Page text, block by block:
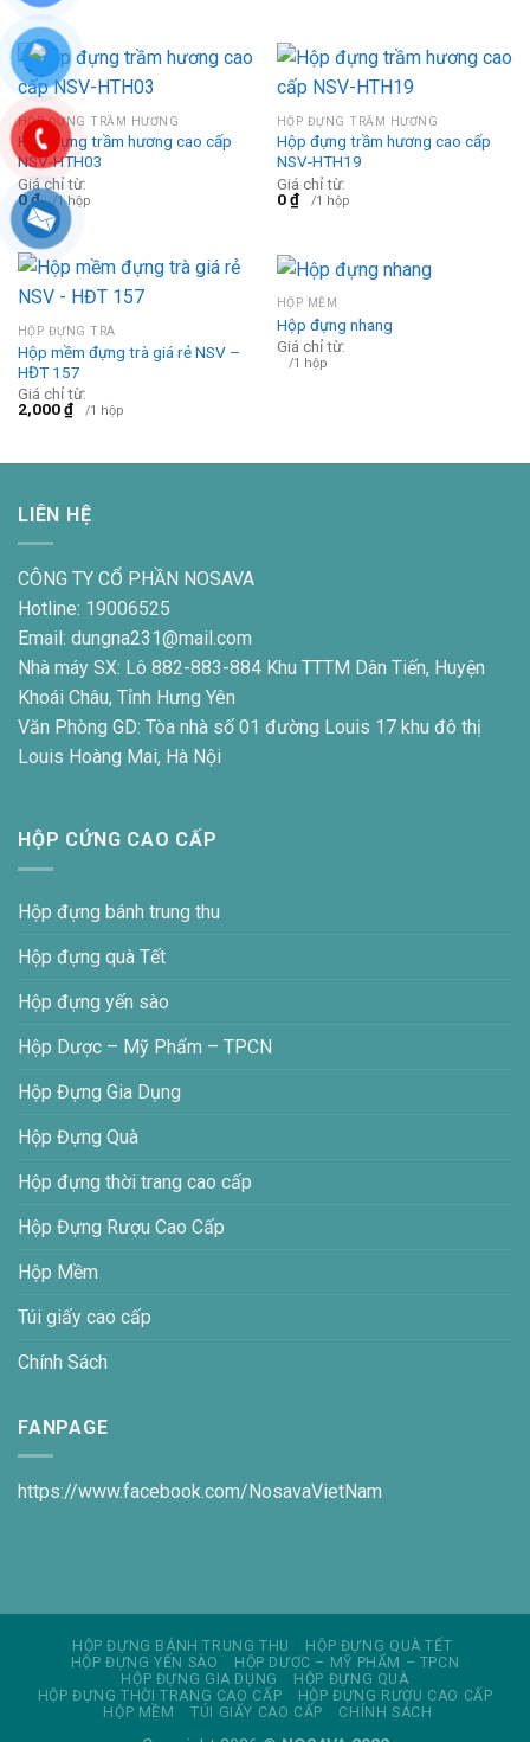
HỘP ĐỰNG TRẦM HƯƠNG
Hộp đựng trầm hương cao cấp
NSV-HTH03
Giá chỉ từ:
0₫ /1 hộp
HỘP ĐỰNG TRẦM HƯƠNG
Hộp đựng trầm hương cao cấp
NSV-HTH19
Giá chỉ từ:
0₫ /1 hộp
HỘP ĐỰNG TRÀ
Hộp mềm đựng trà giá rẻ NSV –
HĐT 157
Giá chỉ từ:
2,000₫ /1 hộp
HỘP MỀM
Hộp đựng nhang
Giá chỉ từ:
/1 hộp
LIÊN HỆ
CÔNG TY CỔ PHẦN NOSAVA
Hotline: 19006525
Email: dungna231@mail.com
Nhà máy SX: Lô 882-883-884 Khu TTTM Dân Tiến, Huyện
Khoái Châu, Tỉnh Hưng Yên
Văn Phòng GD: Tòa nhà số 01 đường Louis 17 khu đô thị
Louis Hoàng Mai, Hà Nội
HỘP CỨNG CAO CẤP
Hộp đựng bánh trung thu
Hộp đựng quà Tết
Hộp đựng yến sào
Hộp Dược – Mỹ Phẩm – TPCN
Hộp Đựng Gia Dụng
Hộp Đựng Quà
Hộp đựng thời trang cao cấp
Hộp Đựng Rượu Cao Cấp
Hộp Mềm
Túi giấy cao cấp
Chính Sách
FANPAGE
https://www.facebook.com/NosavaVietNam
HỘP ĐỰNG BÁNH TRUNG THU
HỘP ĐỰNG QUÀ TẾT
HỘP ĐỰNG YẾN SÀO
HỘP DƯỢC – MỸ PHẨM – TPCN
HỘP ĐỰNG GIA DỤNG
HỘP ĐỰNG QUÀ
HỘP ĐỰNG THỜI TRANG CAO CẤP
HỘP ĐỰNG RƯỢU CAO CẤP
HỘP MỀM
TÚI GIẤY CAO CẤP CHÍNH SÁCH